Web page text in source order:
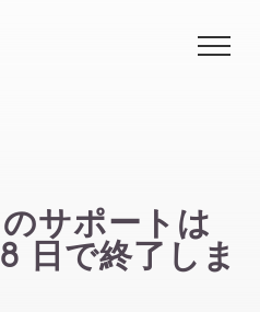
サポートは
日で終了しま